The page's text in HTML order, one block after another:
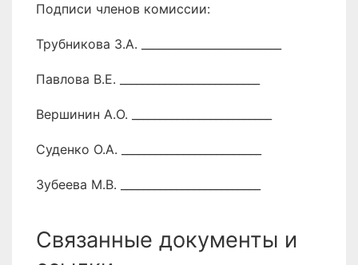
Подписи членов комиссии:
Трубникова З.А. _________________________
Павлова В.Е. _________________________
Вершинин А.О. _________________________
Суденко О.А. _________________________
Зубеева М.В. _________________________
Связанные документы и